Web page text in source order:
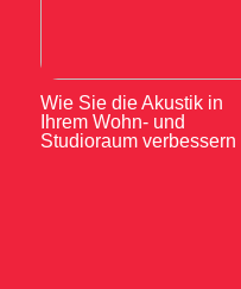
Wie Sie die Akustik in
Ihrem Wohn- und
Studioraum verbessern